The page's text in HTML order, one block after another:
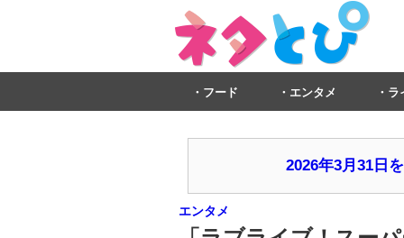
フード エンタメ ラ
2026年3月31日
エンタメ